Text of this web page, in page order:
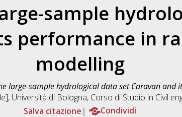
sample
performance in
modelling
large-sample hydrological data set Caravan
Università di Bologna, Corso di Studio in Civil
Salva citazione
Condividi